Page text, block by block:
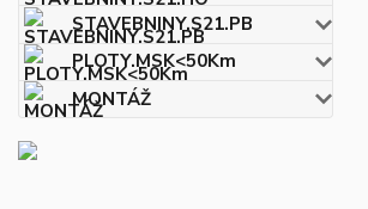
STAVEBNINY.S21.PB
PLOTY.MSK<50Km
MONTÁŽ